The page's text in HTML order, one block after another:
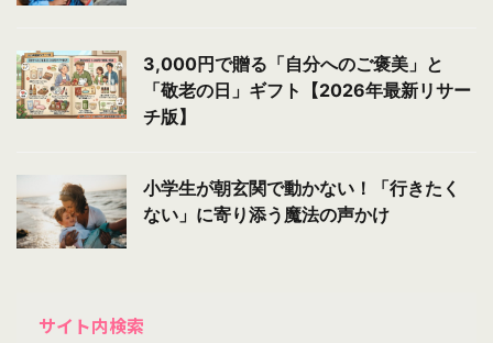
3,000円で贈る「自分へのご褒美」と
「敬老の日」ギフト【2026年最新リサー
チ版】
小学生が朝玄関で動かない！「行きたく
ない」に寄り添う魔法の声かけ
サイト内検索